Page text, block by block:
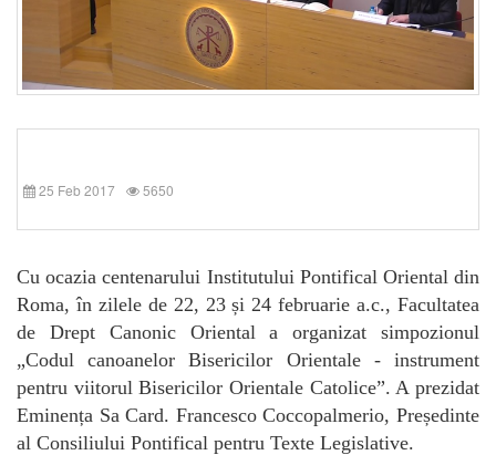
25 Feb 2017 5650
Cu ocazia centenarului Institutului Pontifical Oriental din
Roma, în zilele de 22, 23 și 24 februarie a.c., Facultatea
de Drept Canonic Oriental a organizat simpozionul
„Codul canoanelor Bisericilor Orientale - instrument
pentru viitorul Bisericilor Orientale Catolice”. A prezidat
Eminența Sa Card. Francesco Coccopalmerio, Președinte
al Consiliului Pontifical pentru Texte Legislative.